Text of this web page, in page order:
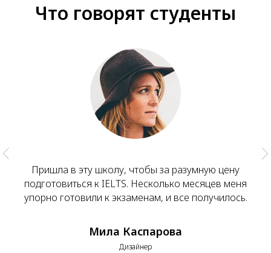
Что говорят студенты
Пришла в эту школу, чтобы за разумную цену
подготовиться к IELTS. Несколько месяцев меня
упорно готовили к экзаменам, и все получилось.
Мила Каспарова
Дизайнер